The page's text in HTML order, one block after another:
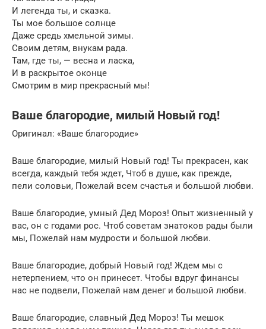
И легенда ты, и сказка.
Ты мое большое солнце
Даже средь хмельной зимы.
Своим детям, внукам рада.
Там, где ты, — весна и ласка,
И в раскрытое оконце
Смотрим в мир прекрасный мы!
Ваше благородие, милый Новый год!
Оригинал: «Ваше благородие»
Ваше благородие, милый Новый год! Ты прекрасен, как
всегда, каждый тебя ждет, Чтоб в душе, как прежде,
пели соловьи, Пожелай всем счастья и большой любви.
Ваше благородие, умный Дед Мороз! Опыт жизненный у
вас, он с годами рос. Чтоб советам знатоков рады были
мы, Пожелай нам мудрости и большой любви.
Ваше благородие, добрый Новый год! Ждем мы с
нетерпением, что он принесет. Чтобы вдруг финансы
нас не подвели, Пожелай нам денег и большой любви.
Ваше благородие, славный Дед Мороз! Ты мешок